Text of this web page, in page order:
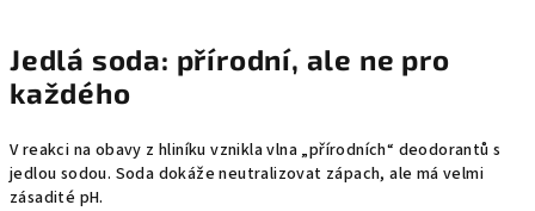
Jedlá soda: přírodní, ale ne pro
každého
V reakci na obavy z hliníku vznikla vlna „přírodních“ deodorantů s
jedlou sodou. Soda dokáže neutralizovat zápach, ale má velmi
zásadité pH.